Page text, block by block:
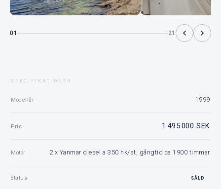
01 21
SPECIFIKATIONER
Modellår 1999
Pris 1 495 000 SEK
Motor 2 x Yanmar diesel a 350 hk/st, gångtid ca 1900 timmar
Status SÅLD